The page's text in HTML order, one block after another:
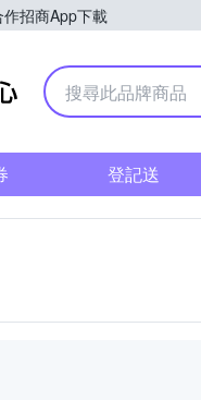
作招商App下載
Yahoo購物中心
登記送